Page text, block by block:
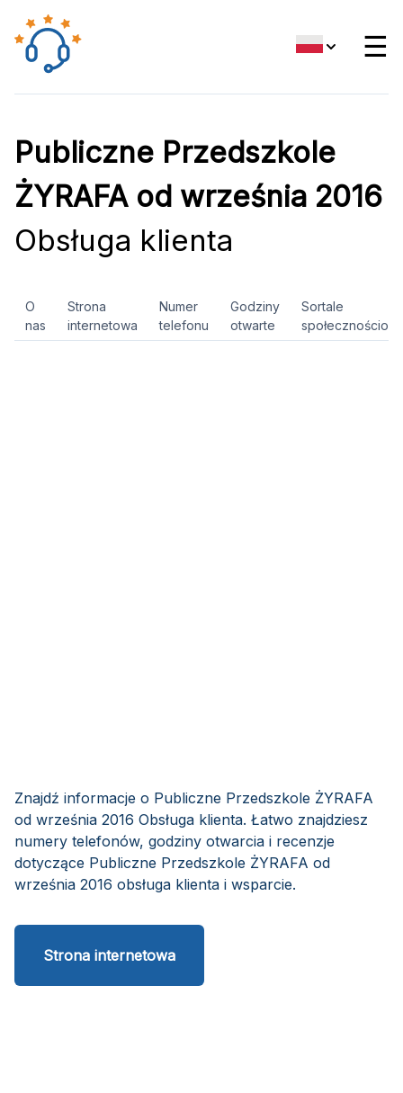
☰
Publiczne Przedszkole
ŻYRAFA od września 2016
Obsługa klienta
O
nas
Strona
internetowa
Numer
telefonu
Godziny
otwarte
Sortale
Znajdź informacje o Publiczne Przedszkole ŻYRAFA
od września 2016 Obsługa klienta. Łatwo znajdziesz
numery telefonów, godziny otwarcia i recenzje
dotyczące Publiczne Przedszkole ŻYRAFA od
września 2016 obsługa klienta i wsparcie.
Strona internetowa